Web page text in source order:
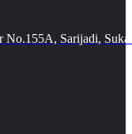
No.155A, Sarijadi,